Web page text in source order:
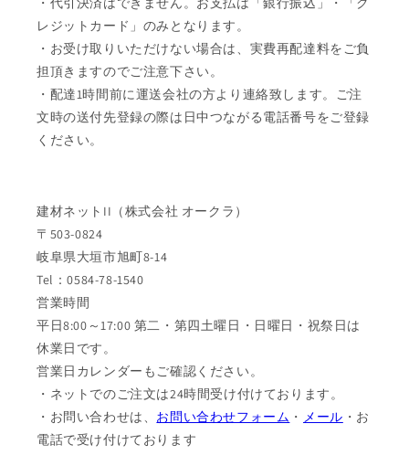
レジットカード」のみとなります。
・お受け取りいただけない場合は、実費再配達料をご負
担頂きますのでご注意下さい。
・配達1時間前に運送会社の方より連絡致します。ご注
文時の送付先登録の際は日中つながる電話番号をご登録
ください。
建材ネットII（株式会社 オークラ）
〒503-0824
岐阜県大垣市旭町8-14
Tel：0584-78-1540
営業時間
平日8:00～17:00 第二・第四土曜日・日曜日・祝祭日は
休業日です。
営業日カレンダーもご確認ください。
・ネットでのご注文は24時間受け付けております。
・お問い合わせは、 お問い合わせフォーム ・ メール ・お
電話で受け付けております